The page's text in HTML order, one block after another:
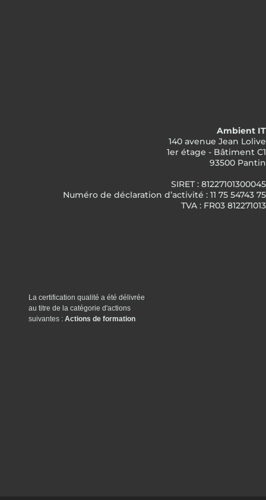
Ambient IT
140 avenue Jean Lolive
1er étage - Bâtiment C1
93500 Pantin
SIRET : 81227101300045
Numéro de déclaration d’activité : 11 75 54743 75
TVA : FR03 812271013
La certification qualité a été délivrée
au titre de la catégorie d'actions
suivantes : Actions de formation